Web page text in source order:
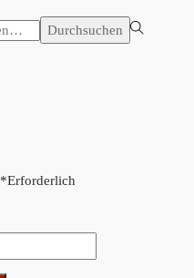
Durchsuchen
*Erforderlich